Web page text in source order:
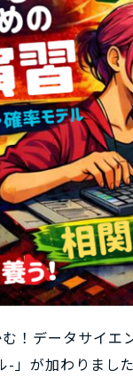
！データサイエ
」が加わりました